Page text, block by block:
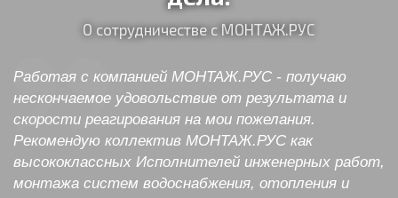
О сотрудничестве с МОНТАЖ.РУС
Работая с компанией МОНТАЖ.РУС - получаю
нескончаемое удовольствие от результата и
скорости реагирования на мои пожелания.
Рекомендую коллектив МОНТАЖ.РУС как
высококлассных Исполнителей инженерных работ,
монтажа систем водоснабжения, отопления и